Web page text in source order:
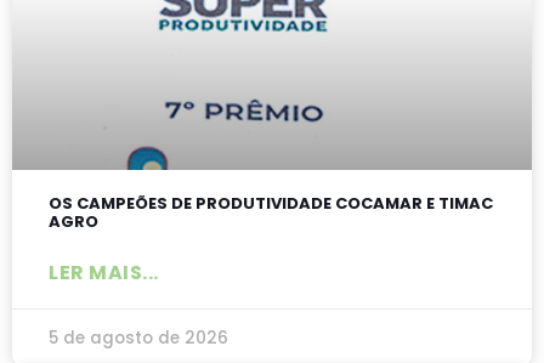
OS CAMPEÕES DE PRODUTIVIDADE COCAMAR E TIMAC
AGRO
LER MAIS...
5 de agosto de 2026